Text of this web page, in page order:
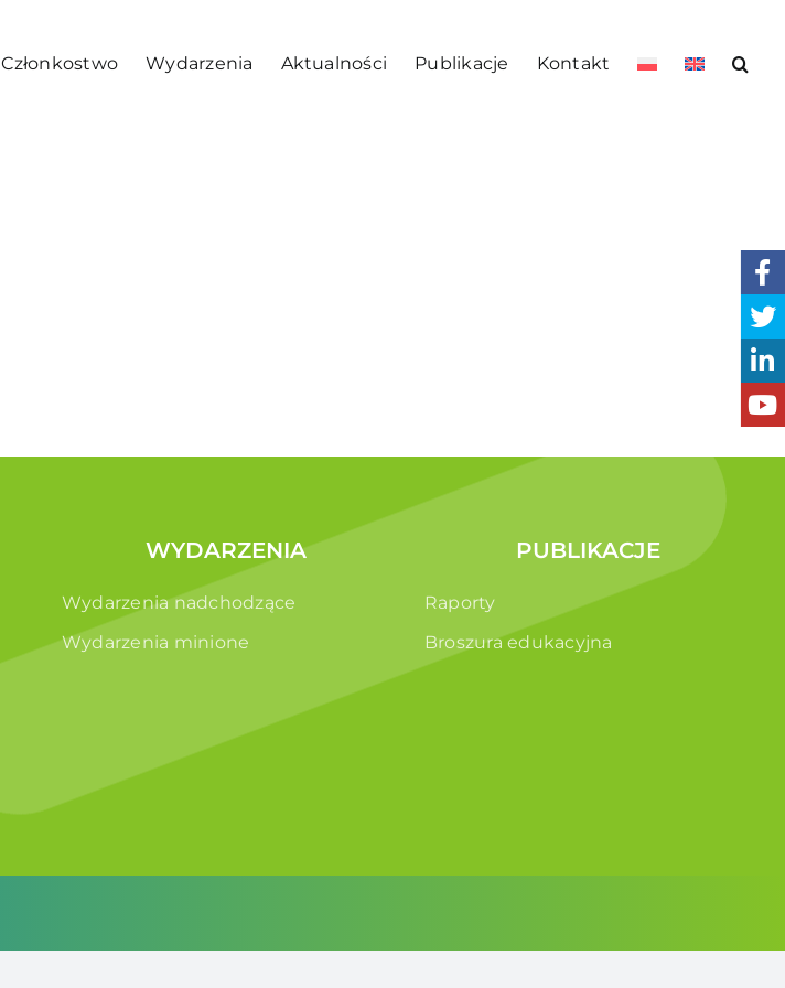
Członkostwo Wydarzenia Aktualności Publikacje Kontakt
WYDARZENIA
Wydarzenia nadchodzące
Wydarzenia minione
PUBLIKACJE
Raporty
Broszura edukacyjna